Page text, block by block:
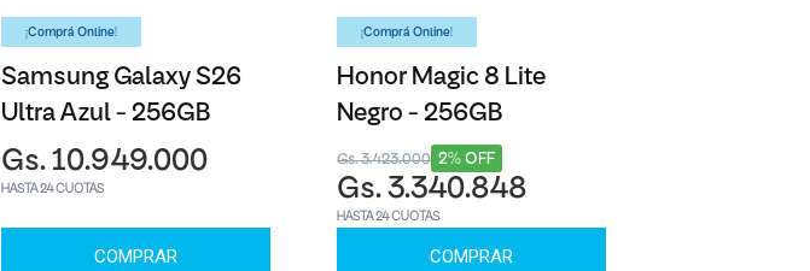
¡Comprá Online!
Samsung Galaxy S26
Ultra Azul - 256GB
Gs. 10.949.000
HASTA 24 CUOTAS
COMPRAR
¡Comprá Online!
Honor Magic 8 Lite
Negro - 256GB
2% OFF
Gs. 3.423.000
Gs. 3.340.848
HASTA 24 CUOTAS
COMPRAR